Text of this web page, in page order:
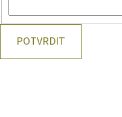
POTVRDIT